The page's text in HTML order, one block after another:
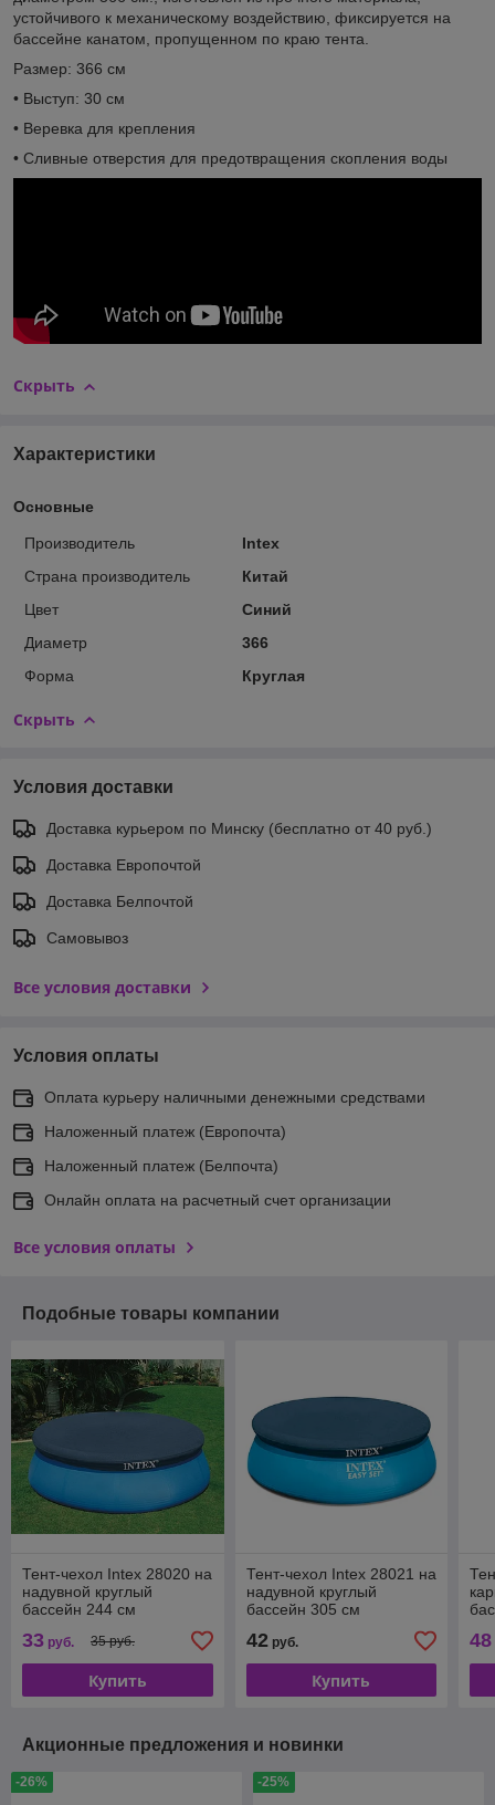
устойчивого к механическому воздействию, фиксируется на
бассейне канатом, пропущенном по краю тента.
Размер: 366 см
• Выступ: 30 см
• Веревка для крепления
• Сливные отверстия для предотвращения скопления воды
Скрыть
Характеристики
Основные
Производитель
Intex
Страна производитель
Китай
Цвет
Синий
Диаметр
366
Форма
Круглая
Скрыть
Условия доставки
Доставка курьером по Минску (бесплатно от 40 руб.)
Доставка Европочтой
Доставка Белпочтой
Самовывоз
Все условия доставки
Условия оплаты
Оплата курьеру наличными денежными средствами
Наложенный платеж (Европочта)
Наложенный платеж (Белпочта)
Онлайн оплата на расчетный счет организации
Все условия оплаты
Подобные товары компании
Тент-чехол Intex 28020 на
надувной круглый
бассейн 244 см
33 руб. 35 руб.
Купить
Тент-чехол Intex 28021 на
надувной круглый
бассейн 305 см
42руб.
Купить
48
Акционные предложения и новинки
-26% -25%